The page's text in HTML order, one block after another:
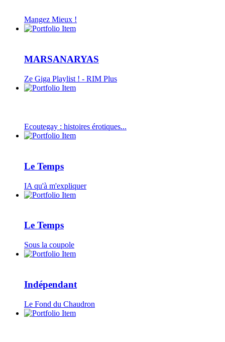
Mangez Mieux !
MARSANARYAS
Ze Giga Playlist ! - RIM Plus
Ecoutegay : histoires érotiques...
Le Temps
IA qu'à m'expliquer
Le Temps
Sous la coupole
Indépendant
Le Fond du Chaudron